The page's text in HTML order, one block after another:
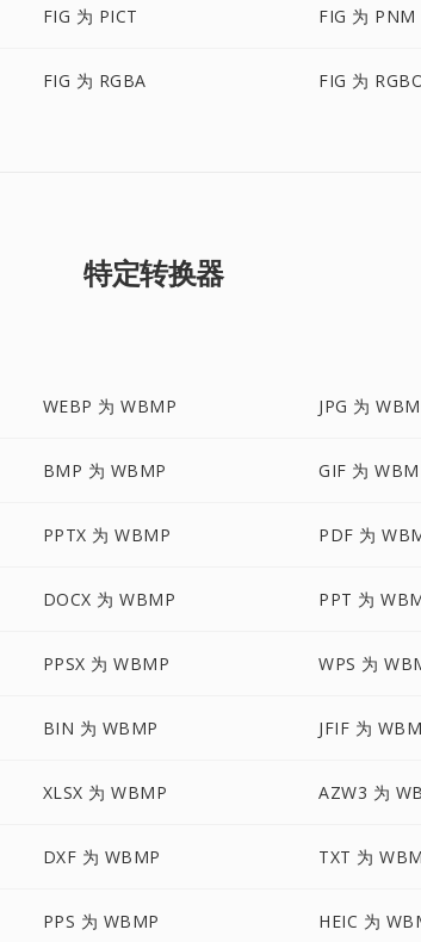
FIG 为 PICT FIG 为 PNM
FIG 为 RGBA FIG 为
特定转换器
WEBP 为 WBMP JPG 为
BMP 为 WBMP GIF 为
PPTX 为 WBMP PDF 为
DOCX 为 WBMP PPT 为
PPSX 为 WBMP WPS 为
BIN 为 WBMP JFIF 为
XLSX 为 WBMP AZW3 为
DXF 为 WBMP TXT 为
PPS 为 WBMP HEIC 为